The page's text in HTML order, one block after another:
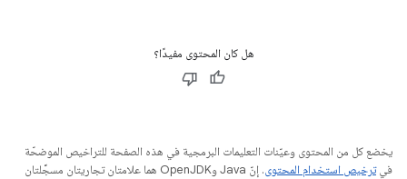
هل كان المحتوى مفيدًا؟
يخضع كل من المحتوى وعيّنات التعليمات البرمجية في هذه الصفحة للتراخيص الموضحّة
فيترخيص استخدام المحتوى
. إنّ Java وOpenJDK هما علامتان تجاريتان مسجَّلتان